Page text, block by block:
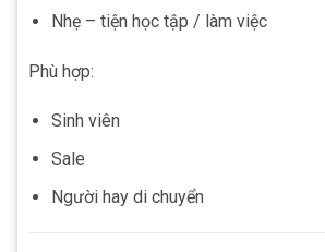
Nhẹ – tiện học tập / làm việc
Phù hợp:
Sinh viên
Sale
Người hay di chuyển